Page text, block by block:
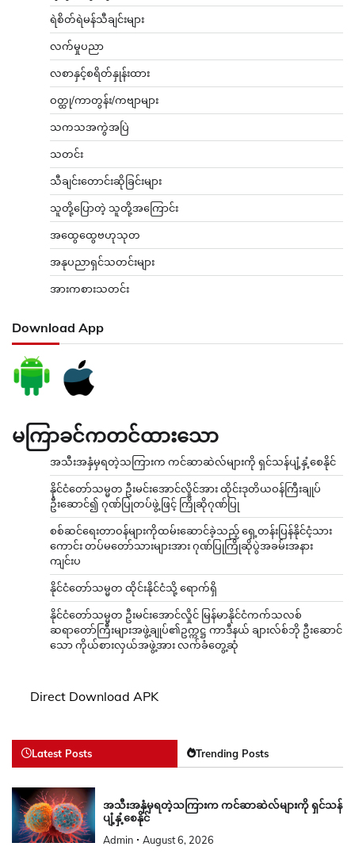
ရဲစိတ်ရဲမန်သီချင်းများ
လက်မှုပညာ
လစာနှင့်စရိတ်နှုန်းထား
ဝတ္ထု/ကာတွန်း/ကဗျာများ
သကသအကွဲအပြဲ
သတင်း
သီချင်းတောင်းဆိုခြင်းများ
သူတို့ပြောတဲ့ သူတို့အကြောင်း
အထွေထွေဗဟုသုတ
အနုပညာရှင်သတင်းများ
အားကစားသတင်း
Download App
မကြာခင်ကတင်ထားသော
အသီးအနှံမှရတဲ့သကြားက ကင်ဆာဆဲလ်များကို ရှင်သန်ပျံ့နှံ့စေနိုင်
နိုင်ငံတော်သမ္မတ ဦးမင်းအောင်လှိုင်အား ထိုင်းဒုတိယဝန်ကြီးချုပ်
ဦးဆောင်၍ ဂုဏ်ပြုတပ်ဖွဲ့ဖြင့် ကြိုဆိုဂုဏ်ပြု
စစ်ဆင်ရေးတာဝန်များကိုထမ်းဆောင်ခဲ့သည့် ရှေ့တန်းပြန်နိုင်ငံ့သား
ကောင်း တပ်မတော်သားများအား ဂုဏ်ပြုကြိုဆိုပွဲအခမ်းအနား
ကျင်းပ
နိုင်ငံတော်သမ္မတ ထိုင်းနိုင်ငံသို့ ရောက်ရှိ
နိုင်ငံတော်သမ္မတ ဦးမင်းအောင်လှိုင် မြန်မာနိုင်ငံကက်သလစ်
ဆရာတော်ကြီးများအဖွဲ့ချုပ်၏ဥက္ကဋ္ဌ ကာဒီနယ် ချားလ်စ်ဘို ဦးဆောင်
သော ကိုယ်စားလှယ်အဖွဲ့အား လက်ခံတွေ့ဆုံ
Direct Download APK
Latest Posts Trending Posts
အသီးအနှံမှရတဲ့သကြားက ကင်ဆာဆဲလ်များကို ရှင်သန်
ပျံ့နှံ့စေနိုင်
Admin August 6, 2026